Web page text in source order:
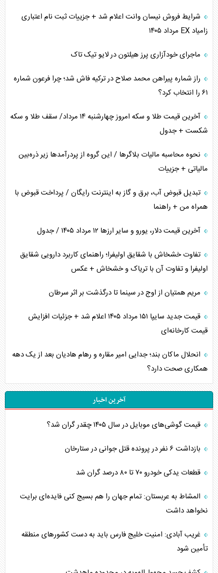
اهمیت راهبردی اردن برای آمریکا
پیام، ظرفیت بالفعل‌نشده تجارت ایران
همسویی عربستان با سنتکام علیه متحدان ایران
ترامپ و توهم خلع سلاح حماس
شرایط فروش نیسان وانت اعلام شد + جزییات ثبت نام اعتباری
زامیاد EX مرداد ۱۴۰۵
ماجرای خودآزاری پرز هیلتون در لایو تیک تاک
راز شماره پیراهن محمد صلاح در ترکیه فاش شد؛ چرا فرعون شماره
۶۱ را انتخاب کرد؟
آخرین قیمت طلا و سکه امروز چهارشنبه ۱۴ مرداد/ سقف طلا و سکه
شکست + جدول
نحوه محاسبه مالیات بلاگر‌ها / این گروه از پردرآمد‌ها زیر ذره‌بین
مالیاتی + جزییات
تبدیل قبوض آب، برق و گاز به اینترنت رایگان / پرداخت قبوض با
همراه من + راهنما
آخرین قیمت دلار، یورو و سایر ارز‌ها ۱۲ مرداد ۱۴۰۵ / جدول
تفاوت خشخاش با شقایق اولیفرا؛ راهنمای کاربرد دارویی شقایق
اولیفرا و تفاوت آن با تریاک و خشخاش + عکس
مریم همتیان از اوج در سینما تا درگذشت بر اثر سرطان
قیمت جدید سایپا ۱۵۱ مرداد ۱۴۰۵ اعلام شد + جزئیات افزایش
قیمت کارخانه‌ای
انحلال ماکان بند؛ جدایی امیر مقاره و رهام هادیان بعد از یک دهه
همکاری صحت دارد؟
آخرین اخبار
قیمت گوشی‌های موبایل در سال ۱۴۰۵ چقدر گران شد؟
بازداشت ۶ نفر در پرونده قتل جوانی در ستارخان
قطعات یدکی خودرو ۷۰ تا ۸۰ درصد گران شد
المشاط به عربستان: تمام جهان را هم بسیج کنی فایده‌ای برایت
نخواهد داشت
غریب آبادی: امنیت خلیج فارس باید به دست کشورهای منطقه
تأمین شود